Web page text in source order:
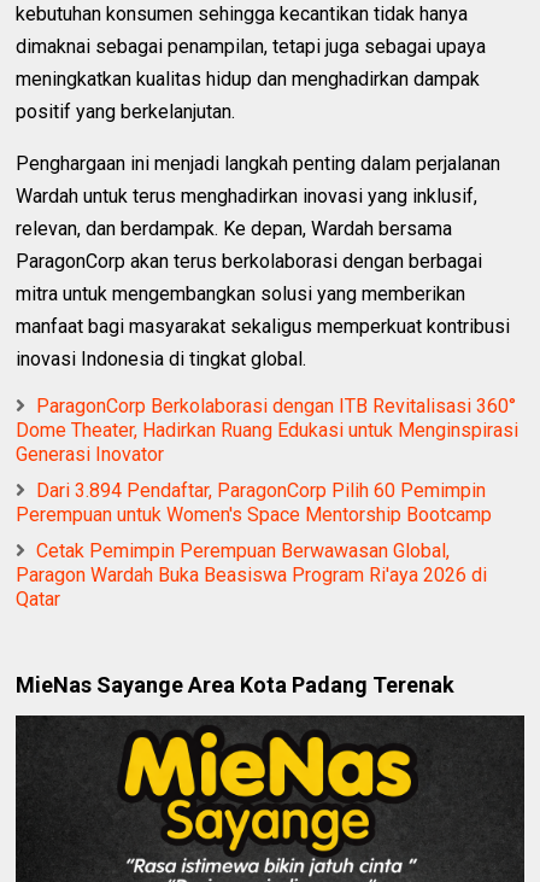
kebutuhan konsumen sehingga kecantikan tidak hanya
dimaknai sebagai penampilan, tetapi juga sebagai upaya
meningkatkan kualitas hidup dan menghadirkan dampak
positif yang berkelanjutan.
Penghargaan ini menjadi langkah penting dalam perjalanan
Wardah untuk terus menghadirkan inovasi yang inklusif,
relevan, dan berdampak. Ke depan, Wardah bersama
ParagonCorp akan terus berkolaborasi dengan berbagai
mitra untuk mengembangkan solusi yang memberikan
manfaat bagi masyarakat sekaligus memperkuat kontribusi
inovasi Indonesia di tingkat global.
ParagonCorp Berkolaborasi dengan ITB Revitalisasi 360°
Dome Theater, Hadirkan Ruang Edukasi untuk Menginspirasi
Generasi Inovator
Dari 3.894 Pendaftar, ParagonCorp Pilih 60 Pemimpin
Perempuan untuk Women's Space Mentorship Bootcamp
Cetak Pemimpin Perempuan Berwawasan Global,
Paragon Wardah Buka Beasiswa Program Ri'aya 2026 di
Qatar
MieNas Sayange Area Kota Padang Terenak